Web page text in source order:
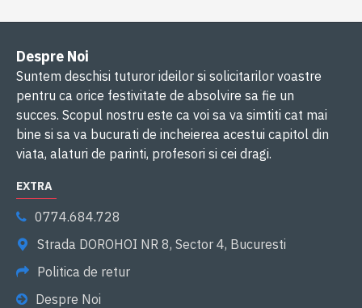
Despre Noi
Suntem deschisi tuturor ideilor si solicitarilor voastre
pentru ca orice festivitate de absolvire sa fie un
succes. Scopul nostru este ca voi sa va simtiti cat mai
bine si sa va bucurati de incheierea acestui capitol din
viata, alaturi de parinti, profesori si cei dragi.
EXTRA
0774.684.728
Strada DOROHOI NR 8, Sector 4, Bucuresti
Politica de retur
Despre Noi